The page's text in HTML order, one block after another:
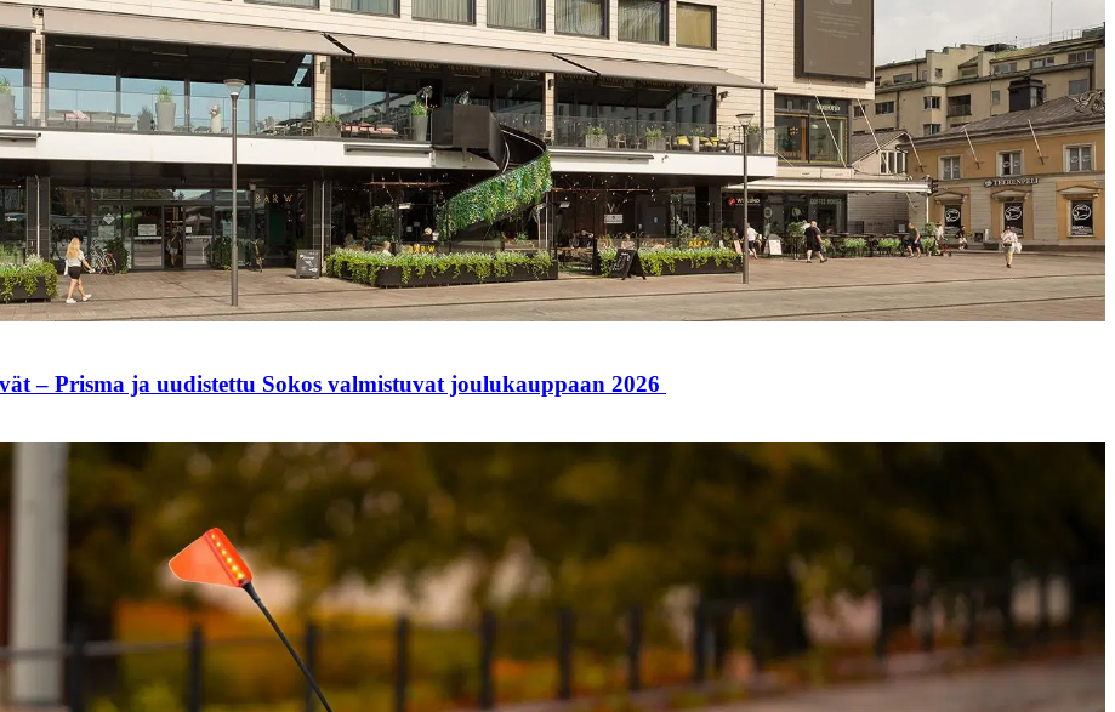
– Prisma ja uudistettu Sokos valmistuvat joulukauppaan 2026